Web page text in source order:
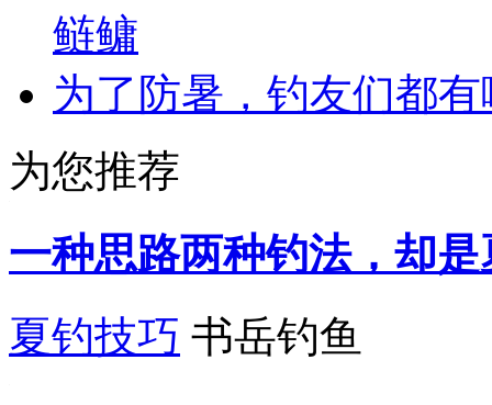
鲢鳙
为了防暑，钓友们都
为您推荐
一种思路两种钓法，却
夏钓技巧 书岳钓鱼